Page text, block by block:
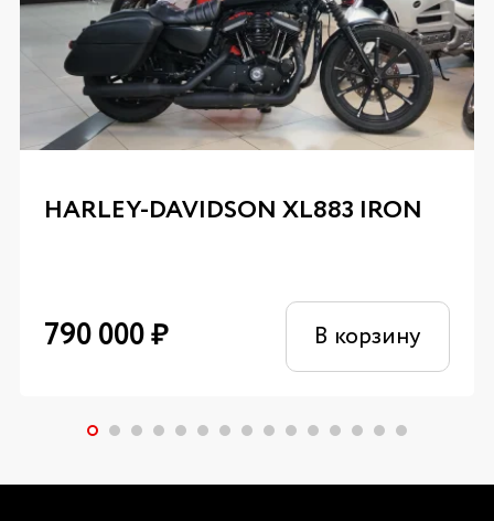
HARLEY-DAVIDSON XL883 IRON
790 000₽ В корзину